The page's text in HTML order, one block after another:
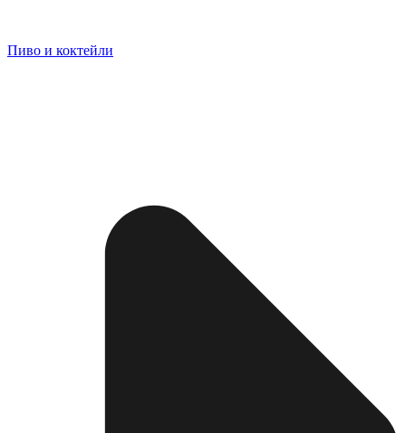
Пиво и коктейли